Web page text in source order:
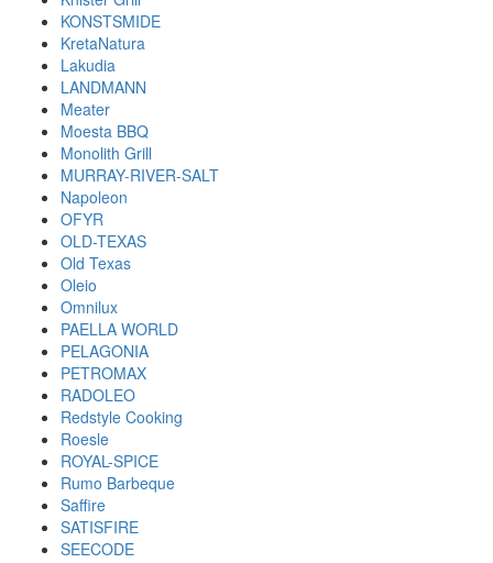
KONSTSMIDE
KretaNatura
Lakudia
LANDMANN
Meater
Moesta BBQ
Monolith Grill
MURRAY-RIVER-SALT
Napoleon
OFYR
OLD-TEXAS
Old Texas
Oleio
Omnilux
PAELLA WORLD
PELAGONIA
PETROMAX
RADOLEO
Redstyle Cooking
Roesle
ROYAL-SPICE
Rumo Barbeque
Saffire
SATISFIRE
SEECODE